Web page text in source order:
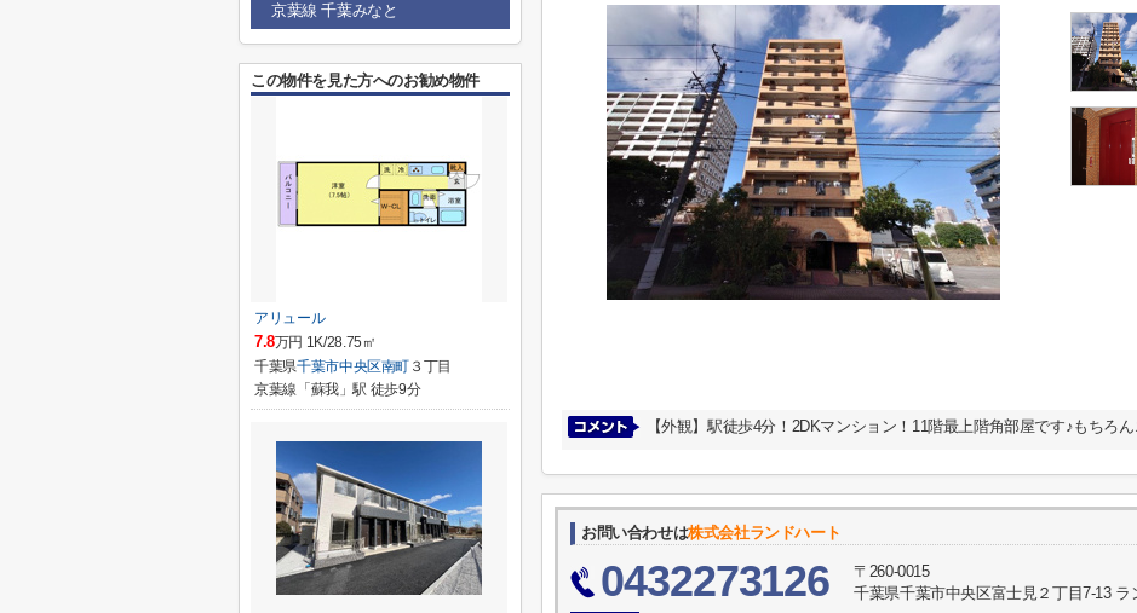
【外観】駅徒歩4分！2DKマンション！11階最上階角部屋です♪もちろ
お問い合わせは株式会社ランドハート
0432273126
〒260-0015
千葉県千葉市中央区富士見２丁目7-13 ラ
京葉線 千葉みなと
この物件を見た方へのお勧め物件
アリュール
7.8万円 1K/28.75㎡
千葉県千葉市中央区南町 ３丁目
京葉線「蘇我」駅 徒歩9分